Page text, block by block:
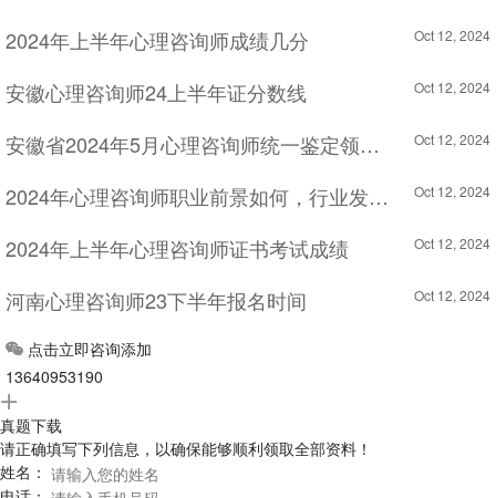
2024年上半年心理咨询师成绩几分 Oct 12, 2024
安徽心理咨询师24上半年证分数线 Oct 12, 2024
安徽省2024年5月心理咨询师统一鉴定领取准考证时间 Oct 12, 2024
2024年心理咨询师职业前景如何，行业发展趋势分析！ Oct 12, 2024
2024年上半年心理咨询师证书考试成绩 Oct 12, 2024
河南心理咨询师23下半年报名时间 Oct 12, 2024
点击立即咨询添加
13640953190
真题下载
请正确填写下列信息，以确保能够顺利领取全部资料！
姓名：